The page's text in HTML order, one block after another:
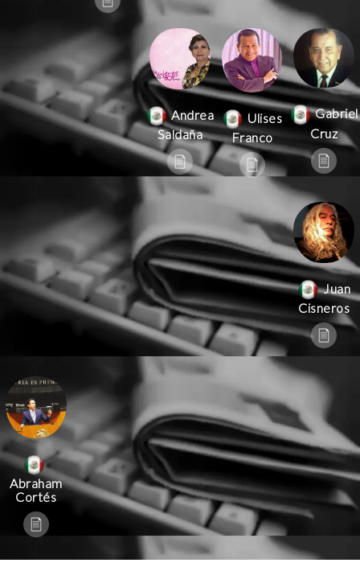
Andrea
Saldaña
Ulises
Franco
Gabriel
Cruz
Juan
Cisneros
Abraham
Cortés